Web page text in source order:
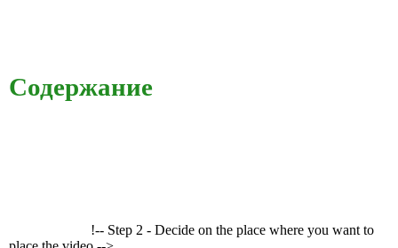
Содержание
!-- Step 2 - Decide on the place where you want to